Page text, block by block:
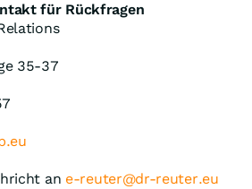
für Rückfragen
35-37
an e-reuter@dr-reuter.eu